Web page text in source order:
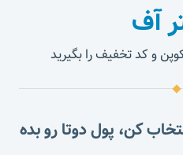
آف
و کد تخفیف را بگیرید
کن، پول دوتا رو بده